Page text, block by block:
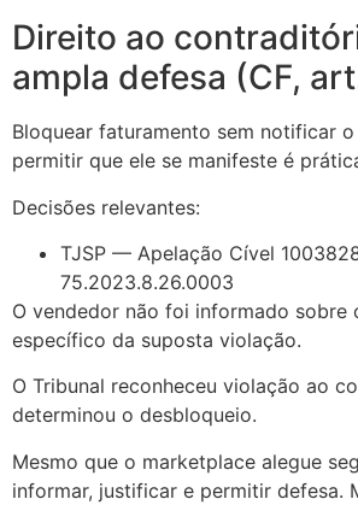
Direito ao
ampla defesa (CF,
Bloquear faturamento sem notificar
permitir que ele se manifeste é
Decisões relevantes:
TJSP — Apelação Cível
75.2023.8.26.0003
O vendedor não foi informado sobre
específico da suposta violação.
O Tribunal reconheceu violação ao
determinou o desbloqueio.
Mesmo que o marketplace alegue
informar, justificar e permitir defesa.